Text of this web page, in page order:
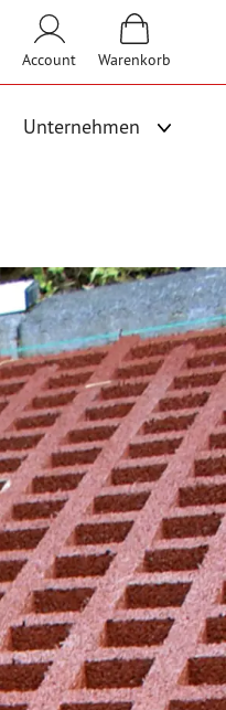
Account Warenkorb
Unternehmen